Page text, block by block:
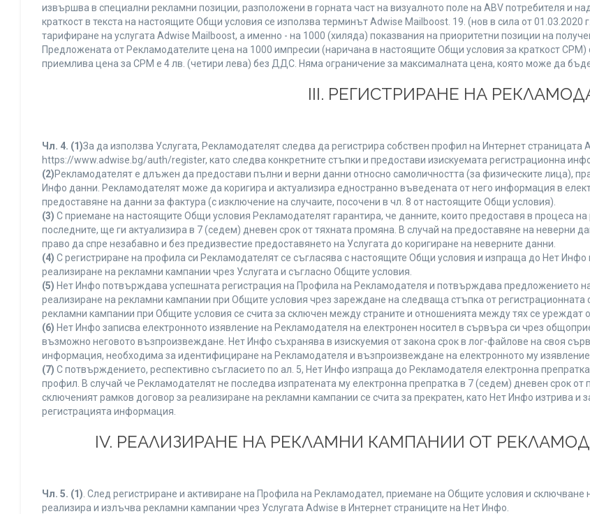
извършва в специални рекламни позиции, разположени в горната част на визуалното поле на ABV потребителя и
краткост в текста на настоящите Общи условия се използва терминът Adwise Mailboost. 19. (нов в сила от 01.03.2020
тарифиране на услугата Adwise Mailboost, а именно - на 1000 (хиляда) показвания на приоритетни позиции на
Предложената от Рекламодателите цена на 1000 импресии (наричана в настоящите Общи условия за краткост
приемлива цена за CPM е 4 лв. (четири лева) без ДДС. Няма ограничение за максималната цена, която може да
ІІІ. РЕГИСТРИРАНЕ НА
Чл. 4. (1)За да използва Услугата, Рекламодателят следва да регистрира собствен профил на Интернет
https://www.adwise.bg/auth/register, като следва конкретните стъпки и предостави изискуемата регистрационна
(2)Рекламодателят е длъжен да предостави пълни и верни данни относно самоличността (за физическите лица),
Инфо данни. Рекламодателят може да коригира и актуализира едностранно въведената от него информация в
предоставяне на данни за фактура (с изключение на случаите, посочени в чл. 8 от настоящите Общи условия).
(3) С приемане на настоящите Общи условия Рекламодателят гарантира, че данните, които предоставя в процеса
последните, ще ги актуализира в 7 (седем) дневен срок от тяхната промяна. В случай на предоставяне на неверни
право да спре незабавно и без предизвестие предоставянето на Услугата до коригиране на неверните данни.
(4) С регистриране на профила си Рекламодателят се съгласява с настоящите Общи условия и изпраща до Нет
реализиране на рекламни кампании чрез Услугата и съгласно Общите условия.
(5) Нет Инфо потвърждава успешната регистрация на Профила на Рекламодателя и потвърждава предложението
реализиране на рекламни кампании при Общите условия чрез зареждане на следваща стъпка от
рекламни кампании при Общите условия се счита за сключен между страните и отношенията между тях се уреждат
(6) Нет Инфо записва електронното изявление на Рекламодателя на електронен носител в сървъра си чрез
възможно неговото възпроизвеждане. Нет Инфо съхранява в изискуемия от закона срок в лог-файлове на своя
информация, необходима за идентифициране на Рекламодателя и възпроизвеждане на електронното му
(7) С потвърждението, респективно съгласието по ал. 5, Нет Инфо изпраща до Рекламодателя електронна
профил. В случай че Рекламодателят не последва изпратената му електронна препратка в 7 (седем) дневен срок от
сключеният рамков договор за реализиране на рекламни кампании се счита за прекратен, като Нет Инфо изтрива и
регистрацията информация.
IV. РЕАЛИЗИРАНЕ НА РЕКЛАМНИ КАМПАНИИ ОТ
Чл. 5. (1) . След регистриране и активиране на Профила на Рекламодател, приемане на Общите условия и
реализира и излъчва рекламни кампании чрез Услугата Adwise в Интернет страниците на Нет Инфо.